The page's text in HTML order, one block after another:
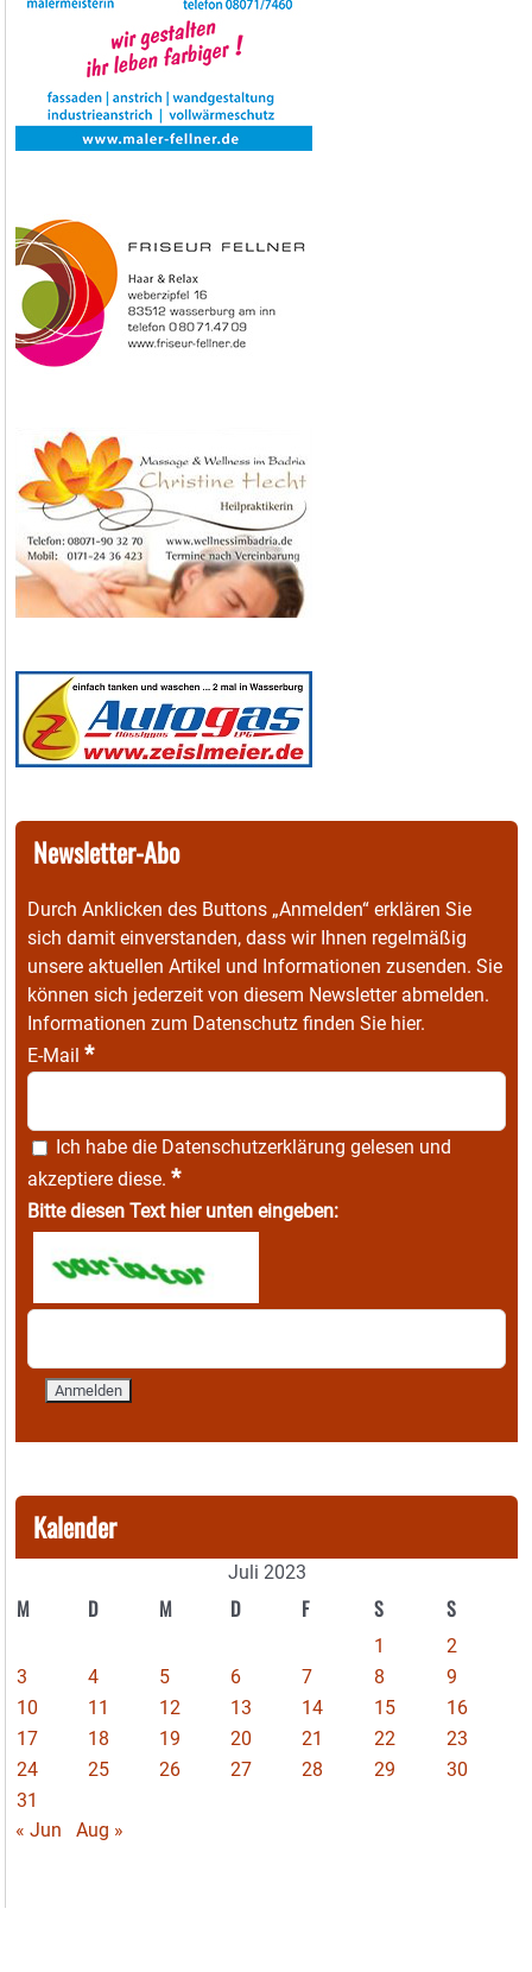
Newsletter-Abo
Durch Anklicken des Buttons „Anmelden“ erklären Sie
sich damit einverstanden, dass wir Ihnen regelmäßig
unsere aktuellen Artikel und Informationen zusenden. Sie
können sich jederzeit von diesem Newsletter abmelden.
Informationen zum Datenschutz finden Sie hier.
E-Mail *
Ich habe die Datenschutzerklärung gelesen und
akzeptiere diese. *
Bitte diesen Text hier unten eingeben:
Kalender
Juli 2023
M D M D F S S
1
2
3
4 5 6 7 8
9
10
11 12 13 14 15
16
17
18 19 20 21 22
23
24
25 26 27 28 29
30
31
« Jun
Aug »